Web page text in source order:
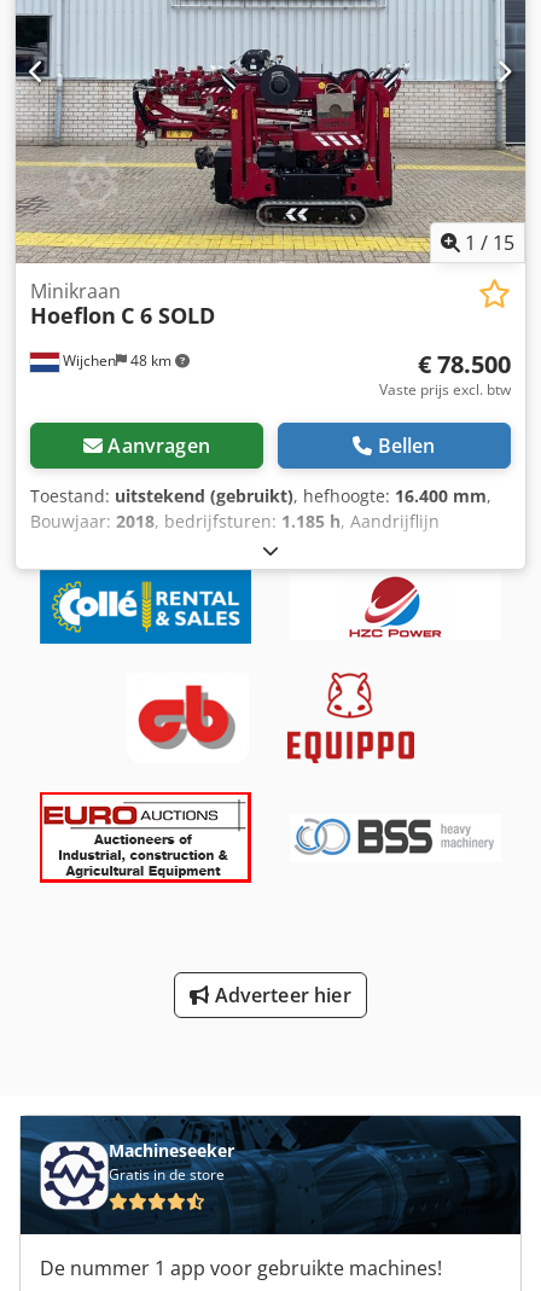
op met Vink Machinery voor meer informatie. = Verdere
opties en accessoires = - Onderbakken = Opmerkingen =
Hoeflon C6e * Bouwjaar 2022 * 2.120 draaiuren * Lithium-
aandrijving * Compleet uitgerust * Werkhoogte 16,4 m *
Horizontaal bereik 14,4 m * Hefvermogen 3.150 kg * Eigen
gewicht 2.800 kg * TÜV geldig tot februari 2027 * Inclusief
documentatie
1 / 15
Wijchen 48 km
Minikraan
Hoeflon C 6 SOLD
€ 78.500
Vaste prijs excl. btw
Aanvragen Bellen
Toestand: uitstekend (gebruikt), hefhoogte: 16.400 mm,
Bouwjaar: 2018, bedrijfsturen: 1.185 h, Aandrijflijn
Motormerk: Yanmar Gewichten Leeggewicht: 2.800 kg
Functioneel Hefvermogen: 3.150 kg Laadruimtematen: 315
x 75 x 195 cm CE-markering: ja Conditie Technische staat:
zeer goed Optische staat: zeer goed Overige informatie
Leveringsvoorwaarden: EXW Productieland: NL Overige
informatie Neem contact op met Vink Machinery voor meer
informatie. Dodpsy Rz Evofx Aqieck = Verdere opties en
accessoires = - Uitklapbare stempels = Opmerkingen =
Hoeflon C6 * Bouwjaar: 2018 * 1.185 bedrijfsuren * Diesel
uitrusting * Werkhoogte: 16,4 m * Horizontaal bereik: 14,4
m * Hefvermogen: 3.150 kg * Leeggewicht: 2.800 kg *
Afstandsbediening * Knikarmen-stempels * Dieselmotor
onderhouden door Hoeflon * Uitgebreid onderhoud en
Adverteer hier
Machineseeker
Gratis in de store
De nummer 1 app voor gebruikte machines!